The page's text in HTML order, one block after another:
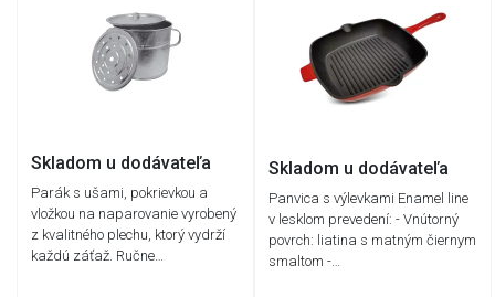
Skladom u dodávateľa
Parák s ušami, pokrievkou a
vložkou na naparovanie vyrobený
z kvalitného plechu, ktorý vydrží
každú záťaž. Ručne…
Skladom u dodávateľa
Panvica s výlevkami Enamel line
v lesklom prevedení: - Vnútorný
povrch: liatina s matným čiernym
smaltom -…